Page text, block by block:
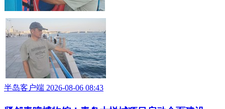
半岛客户端 2026-08-06 08:43